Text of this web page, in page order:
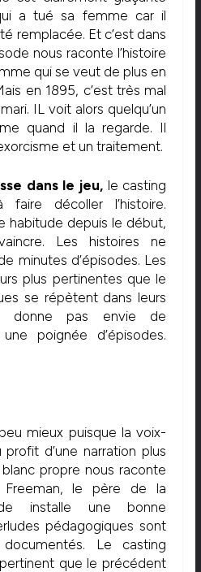
a tué sa femme car il
remplacée. Et c’est dans
nous raconte l’histoire
qui se veut de plus en
en 1895, c’est très mal
IL voit alors quelqu’un
quand il la regarde. Il
et un traitement.
dans le jeu,le casting
décoller l’histoire.
habitude depuis le début,
Les histoires ne
minutes d’épisodes. Les
plus pertinentes que le
se répètent dans leurs
donne pas envie de
poignée d’épisodes.
mieux puisque la voix-
d’une narration plus
propre nous raconte
Freeman, le père de la
installe une bonne
pédagogiques sont
Le casting
que le précédent